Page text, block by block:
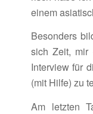
einem
Beson­ders
sich Zeit, mir
Inter­view für
(mit Hilfe) zu
Am letzten